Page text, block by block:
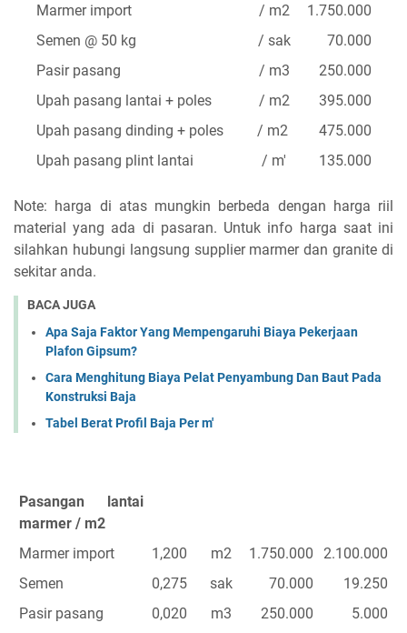
Marmer import / m2
1.750.000
Semen @ 50 kg
/ sak
70.000
Pasir pasang
/ m3
250.000
Upah pasang lantai + poles
/ m2
395.000
Upah pasang dinding + poles
/ m2
475.000
Upah pasang plint lantai
/ m' 135.000
Note: harga di atas mungkin berbeda dengan harga riil
material yang ada di pasaran. Untuk info harga saat ini
silahkan hubungi langsung supplier marmer dan granite di
sekitar anda.
BACA JUGA
Apa Saja Faktor Yang Mempengaruhi Biaya Pekerjaan
Plafon Gipsum?
Cara Menghitung Biaya Pelat Penyambung Dan Baut Pada
Konstruksi Baja
Tabel Berat Profil Baja Per m'
Pasangan lantai
marmer / m2
Marmer import
1,200 m2 1.750.000
2.100.000
Semen
0,275 sak 70.000
19.250
Pasir pasang
0,020 m3 250.000 5.000